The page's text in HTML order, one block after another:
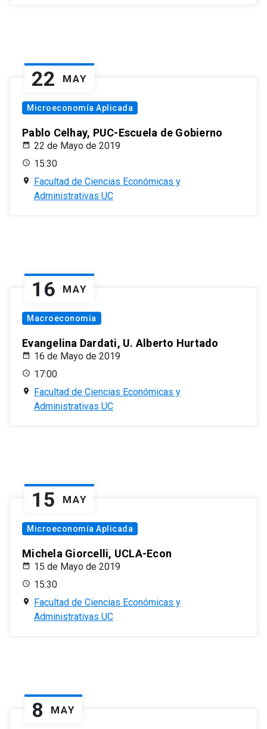
22 MAY
Microeconomía Aplicada
Pablo Celhay, PUC-Escuela de Gobierno
22 de Mayo de 2019
15:30
Facultad de Ciencias Económicas y
Administrativas UC
16 MAY
Macroeconomía
Evangelina Dardati, U. Alberto Hurtado
16 de Mayo de 2019
17:00
Facultad de Ciencias Económicas y
Administrativas UC
15 MAY
Microeconomía Aplicada
Michela Giorcelli, UCLA-Econ
15 de Mayo de 2019
15:30
Facultad de Ciencias Económicas y
Administrativas UC
8 MAY